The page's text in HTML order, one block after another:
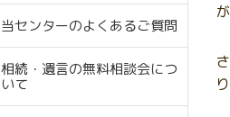
当センターのよくあるご質問
相続・遺言の無料相談会につ
いて